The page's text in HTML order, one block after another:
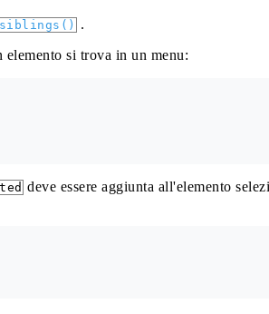
.
si trova in un menu:
deve essere aggiunta all'elemento